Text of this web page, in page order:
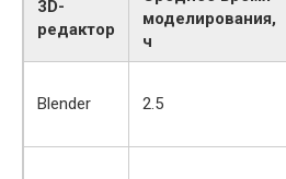
3D-
редактор
моделирования,
ч
Blender 2.5